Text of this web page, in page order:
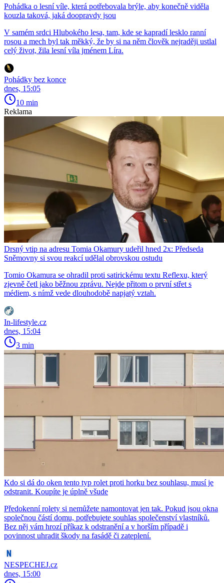
Pohádka o lesní víle, která potřebovala brýle, aby konečně viděla
kouzla taková, jaká doopravdy jsou
V samém srdci Hlubokého lesa, tam, kde se kapradí lesklo ranní
rosou a mech byl tak měkký, že by si na něm člověk nejraději ustlal
celý život, žila lesní víla jménem Líra.
Pohádky bez konce
dnes, 15:05
10 min
Reklama
Drsný vtip na adresu Tomia Okamury udeřil hned 2x: Předseda
Sněmovny si svou reakcí udělal obrovskou ostudu
Tomio Okamura se ohradil proti satirickému textu Reflexu, který
zjevně četl jako běžnou zprávu. Nejde přitom o první střet s
médiem, s nímž vede dlouhodobě napjatý vztah.
In-lifestyle.cz
dnes, 15:04
3 min
Kdo si dá do oken tento typ rolet proti horku bez souhlasu, musí je
odstranit. Koupíte je úplně všude
Předokenní rolety si nemůžete namontovat jen tak. Pokud jsou okna
společnou částí domu, potřebujete souhlas společenství vlastníků.
Bez něj vám hrozí příkaz k odstranění a v horším případě i
povinnost uhradit škody na fasádě či zateplení.
NESPECHEJ.cz
dnes, 15:00